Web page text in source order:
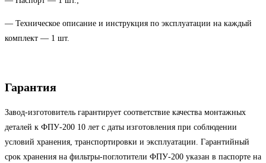
— Техническое описание и инструкция по эксплуатации на каждый
комплект — 1 шт.
Гарантия
Завод-изготовитель гарантирует соответствие качества монтажных
деталей к ФПУ-200 10 лет с даты изготовления при соблюдении
условий хранения, транспортировки и эксплуатации. Гарантийный
срок хранения на фильтры-поглотители ФПУ-200 указан в паспорте на